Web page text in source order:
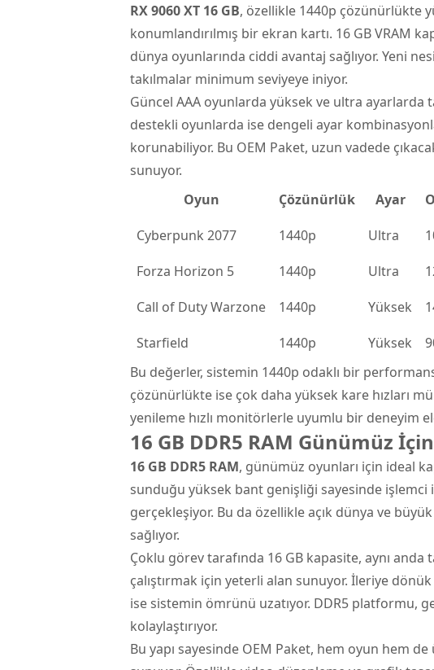
RX 9060 XT 16 GB, özellikle 1440p çözünürlükte
konumlandırılmış bir ekran kartı. 16 GB VRAM
dünya oyunlarında ciddi avantaj sağlıyor. Yeni
takılmalar minimum seviyeye iniyor.
Güncel AAA oyunlarda yüksek ve ultra ayarlarda
destekli oyunlarda ise dengeli ayar
korunabiliyor. Bu OEM Paket, uzun vadede
sunuyor.
Oyun
Çözünürlük Ayar
Cyberpunk 2077
1440p Ultra
Forza Horizon 5
1440p Ultra
Call of Duty Warzone
1440p Yüksek
Starfield
1440p Yüksek
Bu değerler, sistemin 1440p odaklı bir
çözünürlükte ise çok daha yüksek kare hızları
yenileme hızlı monitörlerle uyumlu bir deneyim
16 GB DDR5 RAM Günümüz
16 GB DDR5 RAM, günümüz oyunları için ideal
sunduğu yüksek bant genişliği sayesinde işlemci
gerçekleşiyor. Bu da özellikle açık dünya ve
sağlıyor.
Çoklu görev tarafında 16 GB kapasite, aynı anda
çalıştırmak için yeterli alan sunuyor. İleriye
ise sistemin ömrünü uzatıyor. DDR5 platformu,
kolaylaştırıyor.
Bu yapı sayesinde OEM Paket, hem oyun hem